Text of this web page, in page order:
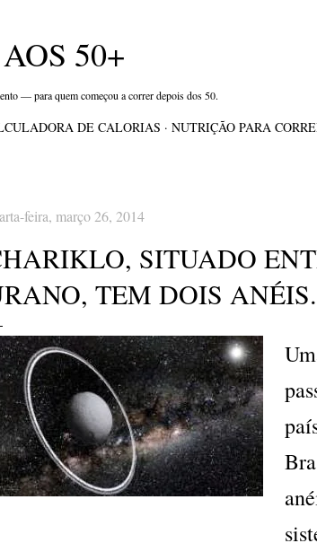
50+
— para quem começou a correr depois dos 50.
DE CALORIAS NUTRIÇÃO PARA
feira, março 26, 2014
SITUADO
TEM DOIS ANÉIS.